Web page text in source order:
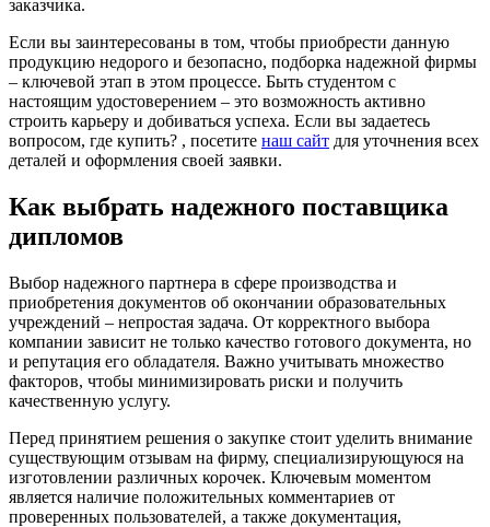
заказчика.
Если вы заинтересованы в том, чтобы приобрести данную
продукцию недорого и безопасно, подборка надежной фирмы
– ключевой этап в этом процессе. Быть студентом с
настоящим удостоверением – это возможность активно
строить карьеру и добиваться успеха. Если вы задаетесь
вопросом, где купить? , посетите наш сайт для уточнения всех
деталей и оформления своей заявки.
Как выбрать надежного поставщика
дипломов
Выбор надежного партнера в сфере производства и
приобретения документов об окончании образовательных
учреждений – непростая задача. От корректного выбора
компании зависит не только качество готового документа, но
и репутация его обладателя. Важно учитывать множество
факторов, чтобы минимизировать риски и получить
качественную услугу.
Перед принятием решения о закупке стоит уделить внимание
существующим отзывам на фирму, специализирующуюся на
изготовлении различных корочек. Ключевым моментом
является наличие положительных комментариев от
проверенных пользователей, а также документация,